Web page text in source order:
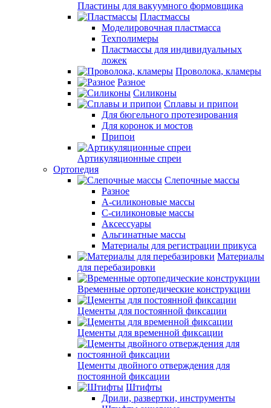
Пластины для вакуумного формовщика
Пластмассы
Моделировочная пластмасса
Техполимеры
Пластмассы для индивидуальных
ложек
Проволока, кламеры
Разное
Силиконы
Сплавы и припои
Для бюгельного протезирования
Для коронок и мостов
Припои
Артикуляционные спреи
Ортопедия
Слепочные массы
Разное
А-силиконовые массы
С-силиконовые массы
Аксессуары
Альгинатные массы
Материалы для регистрации прикуса
Материалы
для перебазировки
Временные ортопедические конструкции
Цементы для постоянной фиксации
Цементы для временной фиксации
Цементы двойного отверждения для
постоянной фиксации
Штифты
Дрили, развертки, инструменты